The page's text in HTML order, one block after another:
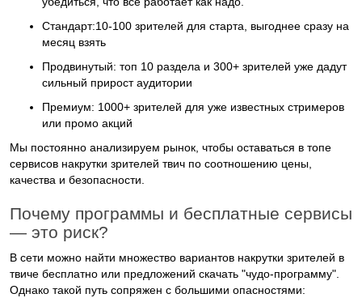
Стандарт:10-100 зрителей для старта, выгоднее сразу на
месяц взять
Продвинутый: топ 10 раздела и 300+ зрителей уже дадут
сильный прирост аудитории
Премиум: 1000+ зрителей для уже известных стримеров
или промо акций
Мы постоянно анализируем рынок, чтобы оставаться в топе
сервисов накрутки зрителей твич по соотношению цены,
качества и безопасности.
Почему программы и бесплатные сервисы
— это риск?
В сети можно найти множество вариантов накрутки зрителей в
твиче бесплатно или предложений скачать "чудо-программу".
Однако такой путь сопряжен с большими опасностями: